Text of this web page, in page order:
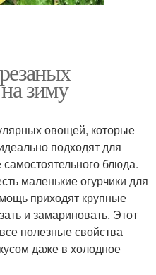
зиму
овощей, которые
подходят для
самостоятельного блюда.
маленькие огурчики для
приходят крупные
и замариновать. Этот
полезные свойства
даже в холодное